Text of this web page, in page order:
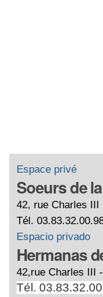
Espace privé
Soeurs de
42, rue Charles III
Tél.
Espacio privado
Hermanas
42,rue Charles III
Tél.